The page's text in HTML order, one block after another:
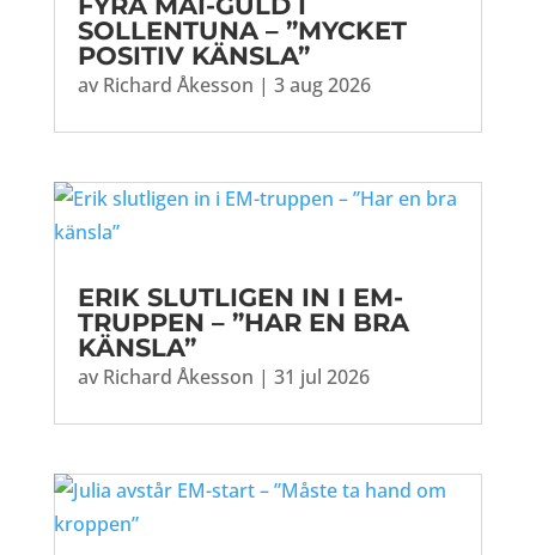
SOLLENTUNA – ”MYCKET
POSITIV KÄNSLA”
av Richard Åkesson | 3 aug 2026
ERIK SLUTLIGEN IN I EM-
TRUPPEN – ”HAR EN BRA
KÄNSLA”
av Richard Åkesson | 31 jul 2026